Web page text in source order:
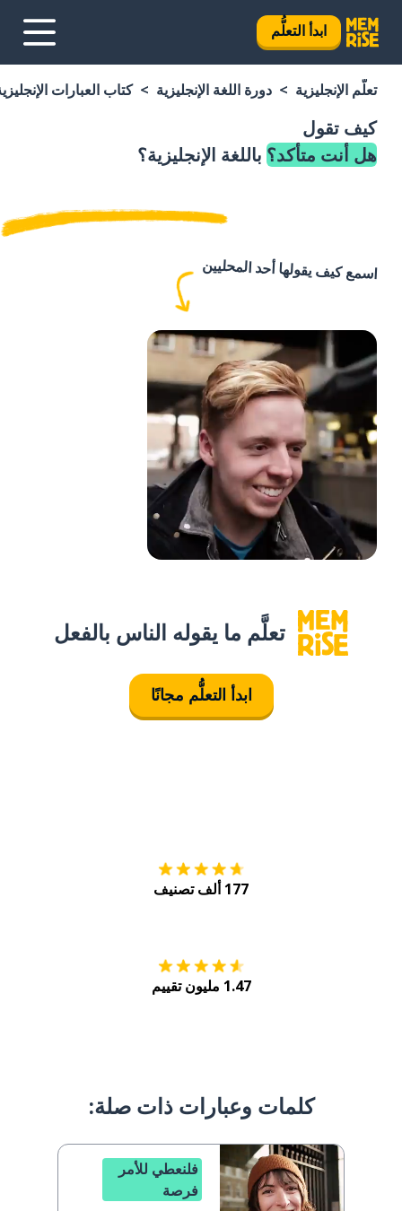
ابدأ التعلُّم
تعلَّم الإنجليزية دورة اللغة الإنجليزية كتاب العبارات
كيف تقول
هل أنت متأكد؟ باللغة الإنجليزية؟
اسمع كيف يقولها أحد المحليين
تعلَّم ما يقوله الناس بالفعل
ابدأ التعلُّم مجانًا
177 ألف تصنيف
1.47 مليون تقييم
كلمات وعبارات ذات صلة:
فلنعطي للأمر
فرصة